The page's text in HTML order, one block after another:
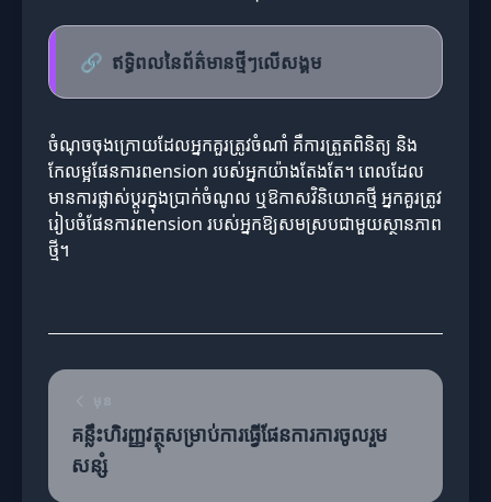
🔗 ឥទ្ធិពលនៃព័ត៌មានថ្មីៗលើសង្គម
ចំណុចចុងក្រោយដែលអ្នកគួរត្រូវចំណាំ គឺការត្រួតពិនិត្យ និង
កែលម្អផែនការពension របស់អ្នកយ៉ាងតែងតែ។ ពេលដែល
មានការផ្លាស់ប្តូរក្នុងប្រាក់ចំណូល ឬឱកាសវិនិយោគថ្មី អ្នកគួរត្រូវ
រៀបចំផែនការពension របស់អ្នកឱ្យសមស្របជាមួយស្ថានភាព
ថ្មី។
គន្លឹះហិរញ្ញវត្ថុសម្រាប់ការធ្វើផែនការការចូលរួម
សន្សំ